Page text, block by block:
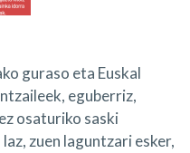
guraso eta Euskal
eguberriz,
osaturiko saski
zuen laguntzari esker,